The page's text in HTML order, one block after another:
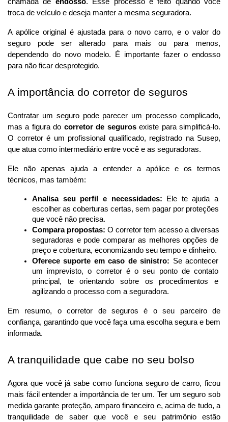
chamada de endosso. Esse processo é feito quando você
troca de veículo e deseja manter a mesma seguradora.
A apólice original é ajustada para o novo carro, e o valor do
seguro pode ser alterado para mais ou para menos,
dependendo do novo modelo. É importante fazer o endosso
para não ficar desprotegido.
A importância do corretor de seguros
Contratar um seguro pode parecer um processo complicado,
mas a figura do corretor de seguros existe para simplificá-lo.
O corretor é um profissional qualificado, registrado na Susep,
que atua como intermediário entre você e as seguradoras.
Ele não apenas ajuda a entender a apólice e os termos
técnicos, mas também:
Analisa seu perfil e necessidades: Ele te ajuda a
escolher as coberturas certas, sem pagar por proteções
que você não precisa.
Compara propostas: O corretor tem acesso a diversas
seguradoras e pode comparar as melhores opções de
preço e cobertura, economizando seu tempo e dinheiro.
Oferece suporte em caso de sinistro: Se acontecer
um imprevisto, o corretor é o seu ponto de contato
principal, te orientando sobre os procedimentos e
agilizando o processo com a seguradora.
Em resumo, o corretor de seguros é o seu parceiro de
confiança, garantindo que você faça uma escolha segura e bem
informada.
A tranquilidade que cabe no seu bolso
Agora que você já sabe como funciona seguro de carro, ficou
mais fácil entender a importância de ter um. Ter um seguro sob
medida garante proteção, amparo financeiro e, acima de tudo, a
tranquilidade de saber que você e seu patrimônio estão